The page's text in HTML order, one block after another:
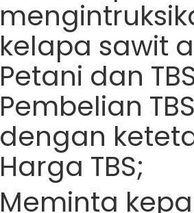
kelapa sawit
Petani dan
Pembelian
dengan
Harga TBS;
Meminta